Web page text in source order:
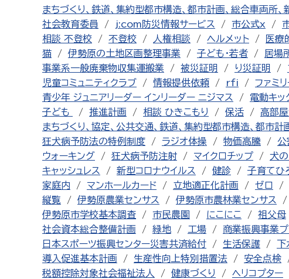
まちづくり、鉄道、集約型都市構造、都市計画、総合車両所、
社会教育委員
j:com防災情報サービス 市公式x
相談 不登校
不登校 人権相談 ヘルメット 医療
猫
伊勢原の土地区画整理事業 子ども・若者 居場
事業系一般廃棄物収集運搬業
被災証明 り災証明
児童コミュニティクラブ
情報提供依頼 rfi ファミリ
青少年 ジュニアリーダー インリーダー ニジマス
電動キッ
子ども
推進計画 相談 ひきこもり 保活
高部
まちづくり、協定、公共交通、鉄道、集約型都市構造、都市
狂犬病予防法の特例制度
ラジオ体操 物価高騰 公
ウォーキング
狂犬病予防注射 マイクロチップ 犬
キャッシュレス
新型コロナウイルス 健診 子育てひ
家庭内
マンホールカード 立地適正化計画 ゼロ
縦覧
伊勢原農業センサス 伊勢原市農林業センサス
伊勢原市学校基本調査
市民農園 にこにこ 祖父母
社会資本総合整備計画
緑地 工場 商業振興事業プ
日本スポーツ振興センター災害共済給付
生活保護 下
導入促進基本計画
生産性向上特別措置法 安全点検
税額控除対象社会福祉法人
健康づくり ヘリコプター